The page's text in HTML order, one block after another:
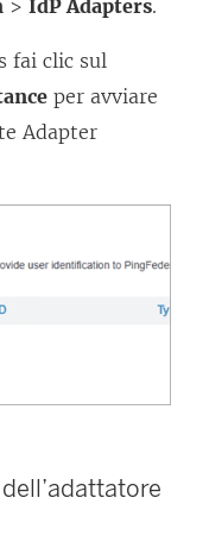
e
n
t
r
> IdP Adapters.
fai clic sul
per avviare
Adapter
dell’adattatore